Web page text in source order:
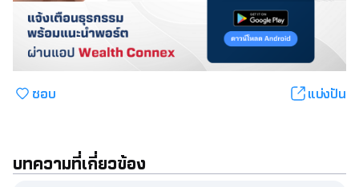
ชอบ แบ่งปัน
บทความที่เกี่ยวข้อง